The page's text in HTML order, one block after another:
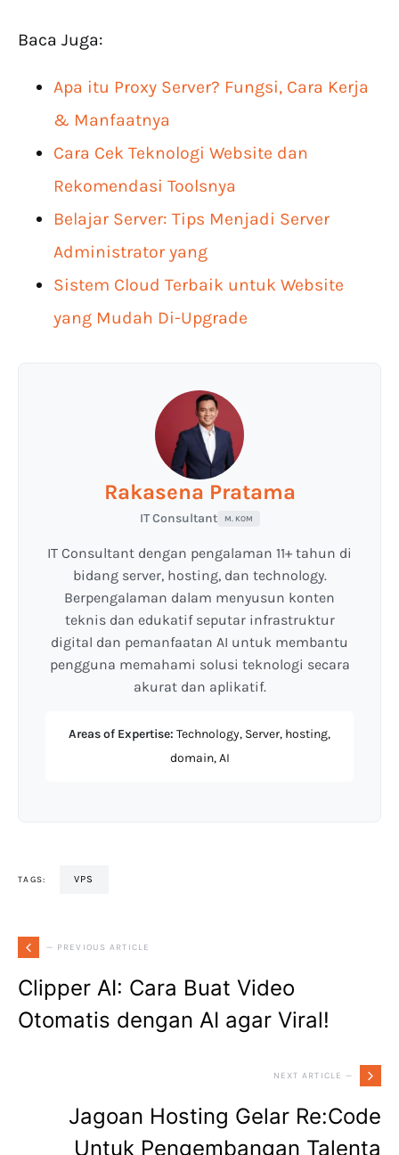
Baca Juga:
Apa itu Proxy Server? Fungsi, Cara Kerja
& Manfaatnya
Cara Cek Teknologi Website dan
Rekomendasi Toolsnya
Belajar Server: Tips Menjadi Server
Administrator yang
Sistem Cloud Terbaik untuk Website
yang Mudah Di-Upgrade
Rakasena Pratama
IT Consultant M. KOM
IT Consultant dengan pengalaman 11+ tahun di
bidang server, hosting, dan technology.
Berpengalaman dalam menyusun konten
teknis dan edukatif seputar infrastruktur
digital dan pemanfaatan AI untuk membantu
pengguna memahami solusi teknologi secara
akurat dan aplikatif.
Areas of Expertise: Technology, Server, hosting,
domain, AI
TAGS: VPS
— PREVIOUS ARTICLE
Clipper AI: Cara Buat Video
Otomatis dengan AI agar Viral!
NEXT ARTICLE —
Jagoan Hosting Gelar Re:Code
Untuk Pengembangan Talenta